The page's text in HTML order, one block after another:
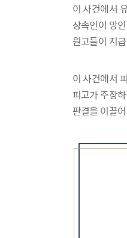
이 사건에서
상속인이 망
원고들이 지
이 사건에서
피고가 주장
판결을 이끌